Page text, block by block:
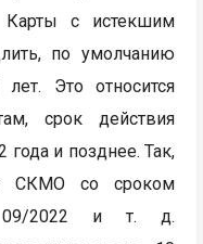
Карты с истекшим
по умолчанию
Это относится
срок действия
года и позднее. Так,
СКМО со сроком
09/2022 и т. д.